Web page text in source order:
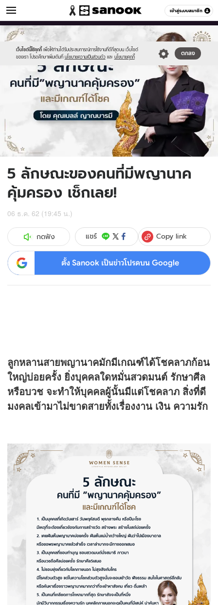
เข้าสู่ระบบสมาชิก
ดูดวง หมวดอื่นๆ
เว็บไซต์นี้ใช้คุกกี้ เพื่อให้ท่านได้รับประสบการณ์การใช้งานที่ดีที่สุดบน เว็บไซต์
ของเรา โปรดศึกษาเพิ่มเติมที่ นโยบายความเป็นส่วนตัว และ นโยบายคุกกี้
ตกลง
Sanook
//s.isanook.com/sr/0/images/logo-
new-
sanook.png
600
60
//s.isanook.com/ho/0/ud/34/172799/800340.jpg
5 ลักษณะของคนที่มีพญานาค
คุ้มครอง เช็กเลย!
06 ธ.ค. 62 (19:45 น.)
กดฟัง แชร์ Copy link
ตั้ง Sanook เป็นข่าวโปรดบน Google
ลูกหลานสายพญานาคมักมีเกณฑ์ได้โชคลาภก้อน
ใหญ่บ่อยครั้ง ยิ่งบุคคลใดหมั่นสวดมนต์ รักษาศีล
หรือบวช จะทำให้บุคคลผู้นั้นมีแต่โชคลาภ สิ่งที่ดี
มงคลเข้ามาไม่ขาดสายทั้งเรื่องงาน เงิน ความรัก